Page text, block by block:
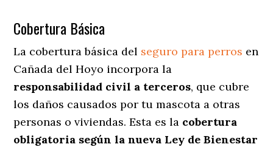
Cobertura Básica
La cobertura básica del seguro para perros en
Cañada del Hoyo incorpora la
responsabilidad civil a terceros, que cubre
los daños causados por tu mascota a otras
personas o viviendas. Esta es la cobertura
obligatoria según la nueva Ley de Bienestar